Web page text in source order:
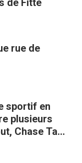
de Fitte
rue de
sportif en
plusieurs
Chase Tag,